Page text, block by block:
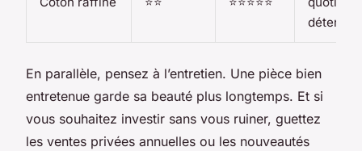
détente
En parallèle, pensez à l’entretien. Une pièce bien
entretenue garde sa beauté plus longtemps. Et si
vous souhaitez investir sans vous ruiner, guettez
les ventes privées annuelles ou les nouveautés